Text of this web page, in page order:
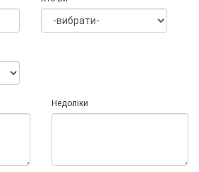
Недоліки